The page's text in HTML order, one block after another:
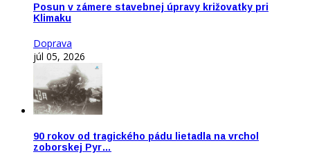
Posun v zámere stavebnej úpravy križovatky pri
Klimaku
Doprava
júl 05, 2026
90 rokov od tragického pádu lietadla na vrchol
zoborskej Pyr…